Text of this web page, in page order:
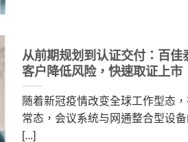
从前期规划到认证交付：百
客户降低风险，快速取证上市
随着新冠疫情改变全球工作型态
常态，会议系统与网通整合型设
[...]